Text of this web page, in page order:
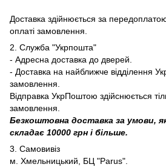
Доставка здійнюється за
оплаті замовлення.
2. Служба "Укрпошта"
- Адресна доставка до дверей.
- Доставка на найближче відділення
замовлення.
Відправка УкрПоштою здійснюється
замовлення.
Безкоштовна доставка за умови,
складає 10000 грн і більше.
3. Самовивіз
м. Хмельницький, БЦ "Parus".